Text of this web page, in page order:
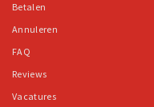
Betalen
Annuleren
FAQ
Reviews
Vacatures